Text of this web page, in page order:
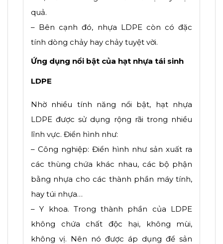
quả.
– Bên cạnh đó, nhựa LDPE còn có đặc
tính dòng chảy hay chảy tuyệt vời.
Ứng dụng nổi bật của hạt nhựa tái sinh
LDPE
Nhờ nhiều tính năng nổi bật, hạt nhựa
LDPE được sử dụng rộng rãi trong nhiều
lĩnh vực. Điển hình như:
– Công nghiệp: Điển hình như sản xuất ra
các thùng chứa khác nhau, các bộ phận
bằng nhựa cho các thành phần máy tính,
hay túi nhựa…
– Y khoa. Trong thành phần của LDPE
không chứa chất độc hại, không mùi,
không vị. Nên nó được áp dụng để sản